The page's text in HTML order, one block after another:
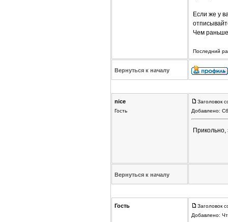
Если же у
Чем
Последний
Вернуться к началу
nice
Гость
Заголовок
Добавлено:
Прикольно,
Вернуться к началу
Гость
Заголовок
Добавлено: